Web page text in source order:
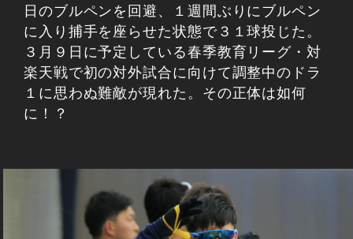
日のブルペンを回避、１週間ぶりにブルペン
に入り捕手を座らせた状態で３１球投じた。
３月９日に予定している春季教育リーグ・対
楽天戦で初の対外試合に向けて調整中のドラ
１に思わぬ難敵が現れた。その正体は如何
に！？